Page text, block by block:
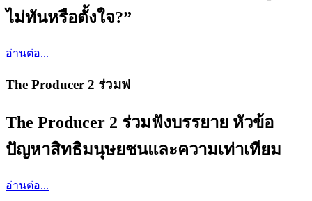
ไม่ทันหรือตั้งใจ?”
อ่านต่อ...
The Producer 2 ร่วมฟ
The Producer 2 ร่วมฟังบรรยาย หัวข้อ
ปัญหาสิทธิมนุษยชนและความเท่าเทียม
อ่านต่อ...